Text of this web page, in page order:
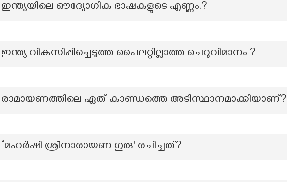
ഇന്ത്യയിലെ ഔദ്യോഗിക ഭാഷകളുടെ എണ്ണം.?
ഇന്ത്യ വികസിപ്പിച്ചെടുത്ത പൈലറ്റില്ലാത്ത ചെറുവിമാനം ?
രാമായണത്തിലെ ഏത് കാണ്ഡത്തെ അടിസ്ഥാനമാക്കിയാണ്?
“മഹർഷി ശ്രീനാരായണ ഗുരു' രചിച്ചത്?